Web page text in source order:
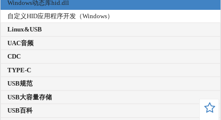
Windows动态库hid.dll
自定义HID应用程序开发（Windows）
Linux&USB
UAC音频
CDC
TYPE-C
USB规范
USB大容量存储
USB百科